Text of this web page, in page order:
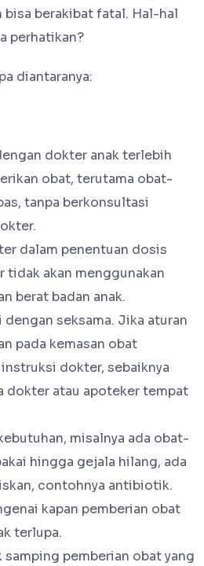
bisa berakibat fatal. Hal-hal
perhatikan?
diantaranya:
dokter anak terlebih
obat, terutama obat-
tanpa berkonsultasi
dalam penentuan dosis
tidak akan menggunakan
berat badan anak.
dengan seksama. Jika aturan
pada kemasan obat
dokter, sebaiknya
dokter atau apoteker tempat
misalnya ada obat-
hingga gejala hilang, ada
contohnya antibiotik.
kapan pemberian obat
terlupa.
pemberian obat yang